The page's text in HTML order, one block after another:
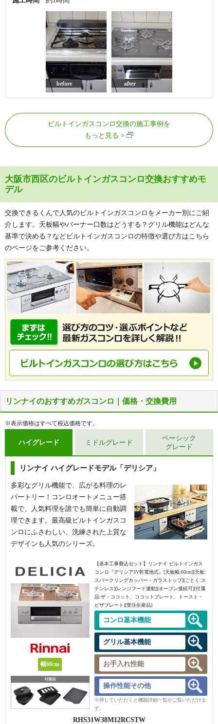
before after
ビルトインガスコンロ交換の施工事例を
もっと見る
大阪市西区のビルトインガスコンロ交換おすすめモ
デル
交換できるくんで人気のビルトインガスコンロをメーカー別にご紹
介します。天板幅やバーナー口数はどうする？グリル機能はどんな
基準で決める？などビルトインガスコンロの特徴や選び方はこちら
のページをご参考ください。
リンナイのおすすめガスコンロ｜価格・交換費用
※表示価格はすべて税込価格です。
ハイグレード
リンナイ ハイグレードモデル「デリシア」
多彩なグリル機能で、広がる料理のレ
パートリー！コンロオートメニュー搭
載で、人気料理を誰でも簡単に自動調
理できます。最高級ビルトインガスコ
ンロにふさわしい、洗練された上質な
デザインも人気のシリーズ。
幅60cm
【基本工事費込セット】
リンナイ ビルトインガス
コンロ『デリシア3V乾電池式』[天板幅:60cm][天板:
スパークリングカッパー・ガラストップ][ごとく:ス
テンレス][レンジフード連動][オーブン接続可][付属
品:ザ・ココット、ココットプレート、トースト・
ピザプレート][受注生産品]
コンロ基本機能
グリル基本機能
お手入れ性能
操作性能その他
※押していただくと機能詳細一覧がご覧いただけま
す。
RHS31W38M12RCSTW
ミドルグレード
ベーシック
グレード